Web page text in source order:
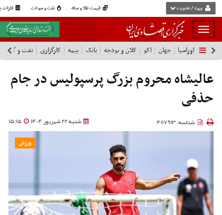
قیمت طلا و سکه نفت و سوخت فلزات ورود / عضویت
بار
و
بسته
نمودن
فهرست
اوراسیا جهان اکو کلان و بودجه بانک بیمه کارگزاری نفت و گاز
عالیشاه محروم بزرگ پرسپولیس در جام
حذفی
شنبه 22 شهریور 1404 15:15 شناسه: 4117913
ورزش